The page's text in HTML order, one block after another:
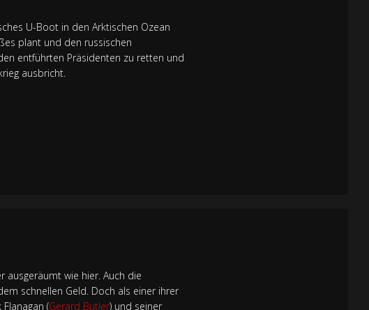
U-Boot in den Arktischen Ozean
plant und den russischen
entführten Präsidenten zu retten und
ausbricht.
ausgeräumt wie hier. Auch die
schnellen Geld. Doch als einer ihrer
(Gerard Butler) und seiner